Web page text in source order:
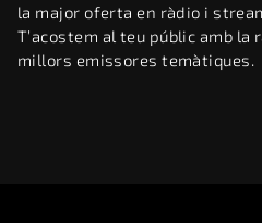
la major oferta en ràdio i
T’acostem al teu públic amb
millors emissores temàtiques.